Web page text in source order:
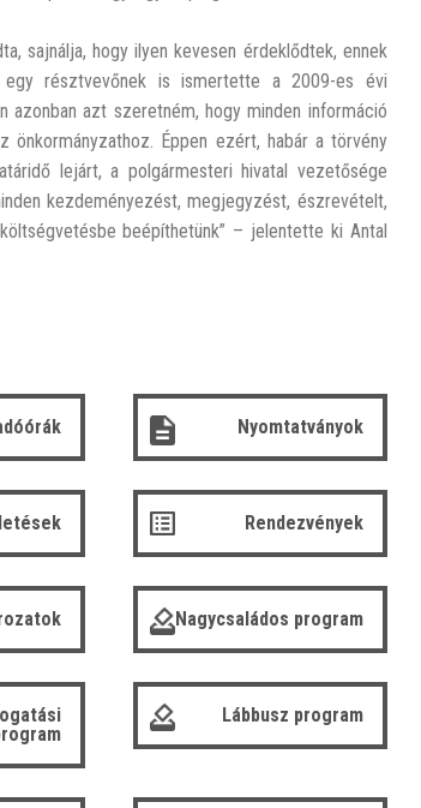
sajnálja, hogy ilyen kevesen érdeklődtek, ennek
résztvevőnek is ismertette a 2009-es évi
azonban azt szeretném, hogy minden információ
önkormányzathoz. Éppen ezért, habár a törvény
lejárt, a polgármesteri hivatal vezetősége
kezdeményezést, megjegyzést, észrevételt,
beépíthetünk” – jelentette ki Antal
Nyomtatványok
Rendezvények
Nagycsaládos program
Lábbusz program